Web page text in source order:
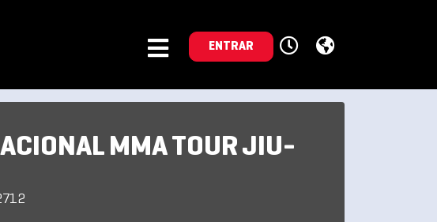
ENTRAR
MMA TOUR JIU-